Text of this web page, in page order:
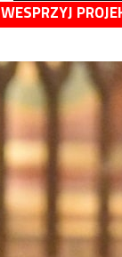
WESPRZYJ